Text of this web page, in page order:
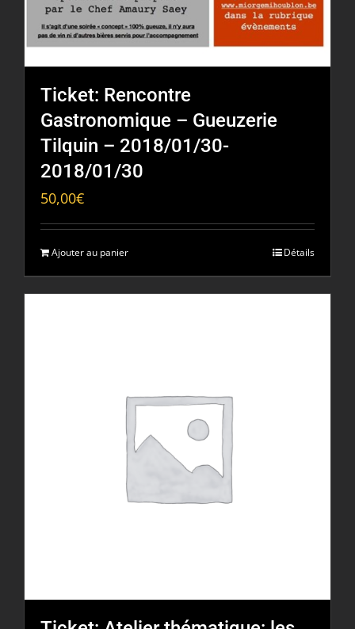
Ticket: Rencontre
Gastronomique – Gueuzerie
Tilquin – 2018/01/30-
2018/01/30
50,00€
Ajouter au panier Détails